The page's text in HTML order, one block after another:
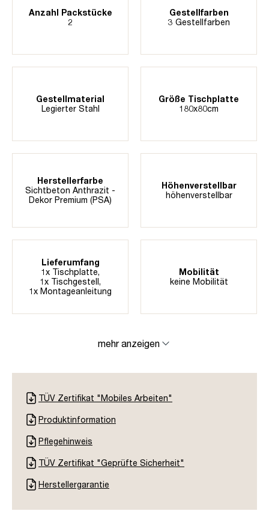
Anzahl Packstücke
2
Gestellfarben
3 Gestellfarben
Gestellmaterial
Legierter Stahl
Größe Tischplatte
180x80cm
Herstellerfarbe
Sichtbeton Anthrazit -
Dekor Premium (PSA)
Höhenverstellbar
höhenverstellbar
Lieferumfang
1x Tischplatte,
1x Tischgestell,
1x Montageanleitung
Mobilität
keine Mobilität
mehr anzeigen
TÜV Zertifikat "Mobiles Arbeiten"
Produktinformation
Pflegehinweis
TÜV Zertifikat "Geprüfte Sicherheit"
Herstellergarantie